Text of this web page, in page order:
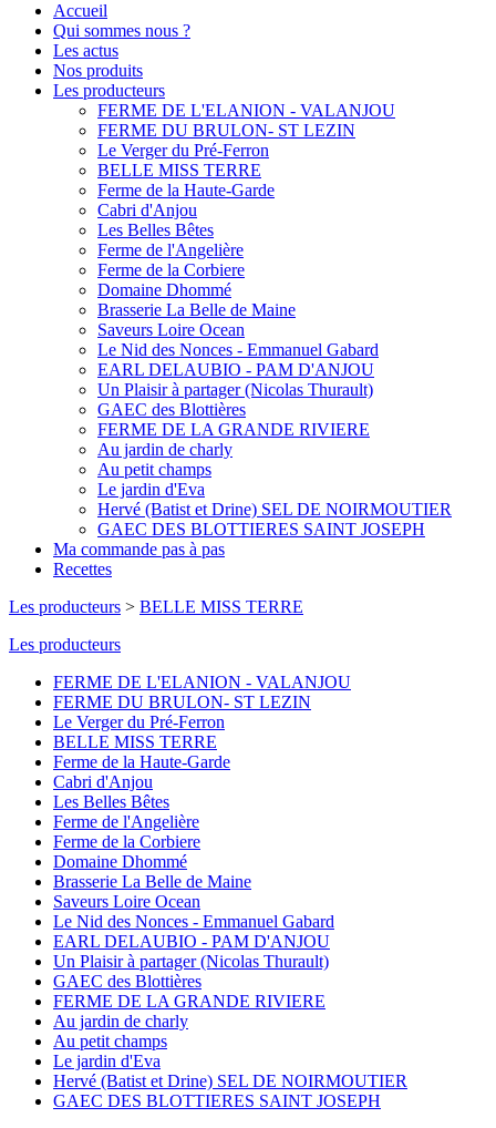
Accueil
Qui sommes nous ?
Les actus
Nos produits
Les producteurs
FERME DE L'ELANION - VALANJOU
FERME DU BRULON- ST LEZIN
Le Verger du Pré-Ferron
BELLE MISS TERRE
Ferme de la Haute-Garde
Cabri d'Anjou
Les Belles Bêtes
Ferme de l'Angelière
Ferme de la Corbiere
Domaine Dhommé
Brasserie La Belle de Maine
Saveurs Loire Ocean
Le Nid des Nonces - Emmanuel Gabard
EARL DELAUBIO - PAM D'ANJOU
Un Plaisir à partager (Nicolas Thurault)
GAEC des Blottières
FERME DE LA GRANDE RIVIERE
Au jardin de charly
Au petit champs
Le jardin d'Eva
Hervé (Batist et Drine) SEL DE NOIRMOUTIER
GAEC DES BLOTTIERES SAINT JOSEPH
Ma commande pas à pas
Recettes
Les producteurs > BELLE MISS TERRE
Les producteurs
FERME DE L'ELANION - VALANJOU
FERME DU BRULON- ST LEZIN
Le Verger du Pré-Ferron
BELLE MISS TERRE
Ferme de la Haute-Garde
Cabri d'Anjou
Les Belles Bêtes
Ferme de l'Angelière
Ferme de la Corbiere
Domaine Dhommé
Brasserie La Belle de Maine
Saveurs Loire Ocean
Le Nid des Nonces - Emmanuel Gabard
EARL DELAUBIO - PAM D'ANJOU
Un Plaisir à partager (Nicolas Thurault)
GAEC des Blottières
FERME DE LA GRANDE RIVIERE
Au jardin de charly
Au petit champs
Le jardin d'Eva
Hervé (Batist et Drine) SEL DE NOIRMOUTIER
GAEC DES BLOTTIERES SAINT JOSEPH